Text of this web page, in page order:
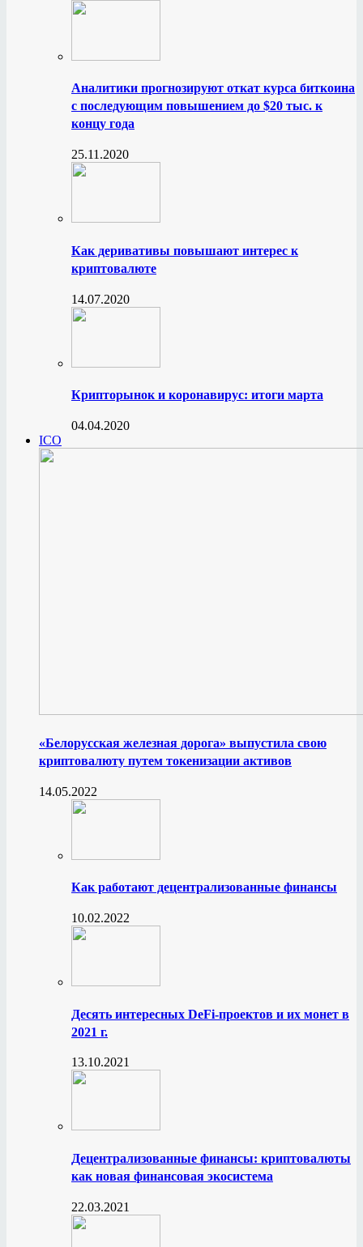
Аналитики прогнозируют откат курса биткоина
с последующим повышением до $20 тыс. к
концу года
25.11.2020
Как деривативы повышают интерес к
криптовалюте
14.07.2020
Крипторынок и коронавирус: итоги марта
04.04.2020
ICO
«Белорусская железная дорога» выпустила свою
криптовалюту путем токенизации активов
14.05.2022
Как работают децентрализованные финансы
10.02.2022
Десять интересных DeFi-проектов и их монет в
2021 г.
13.10.2021
Децентрализованные финансы: криптовалюты
как новая финансовая экосистема
22.03.2021